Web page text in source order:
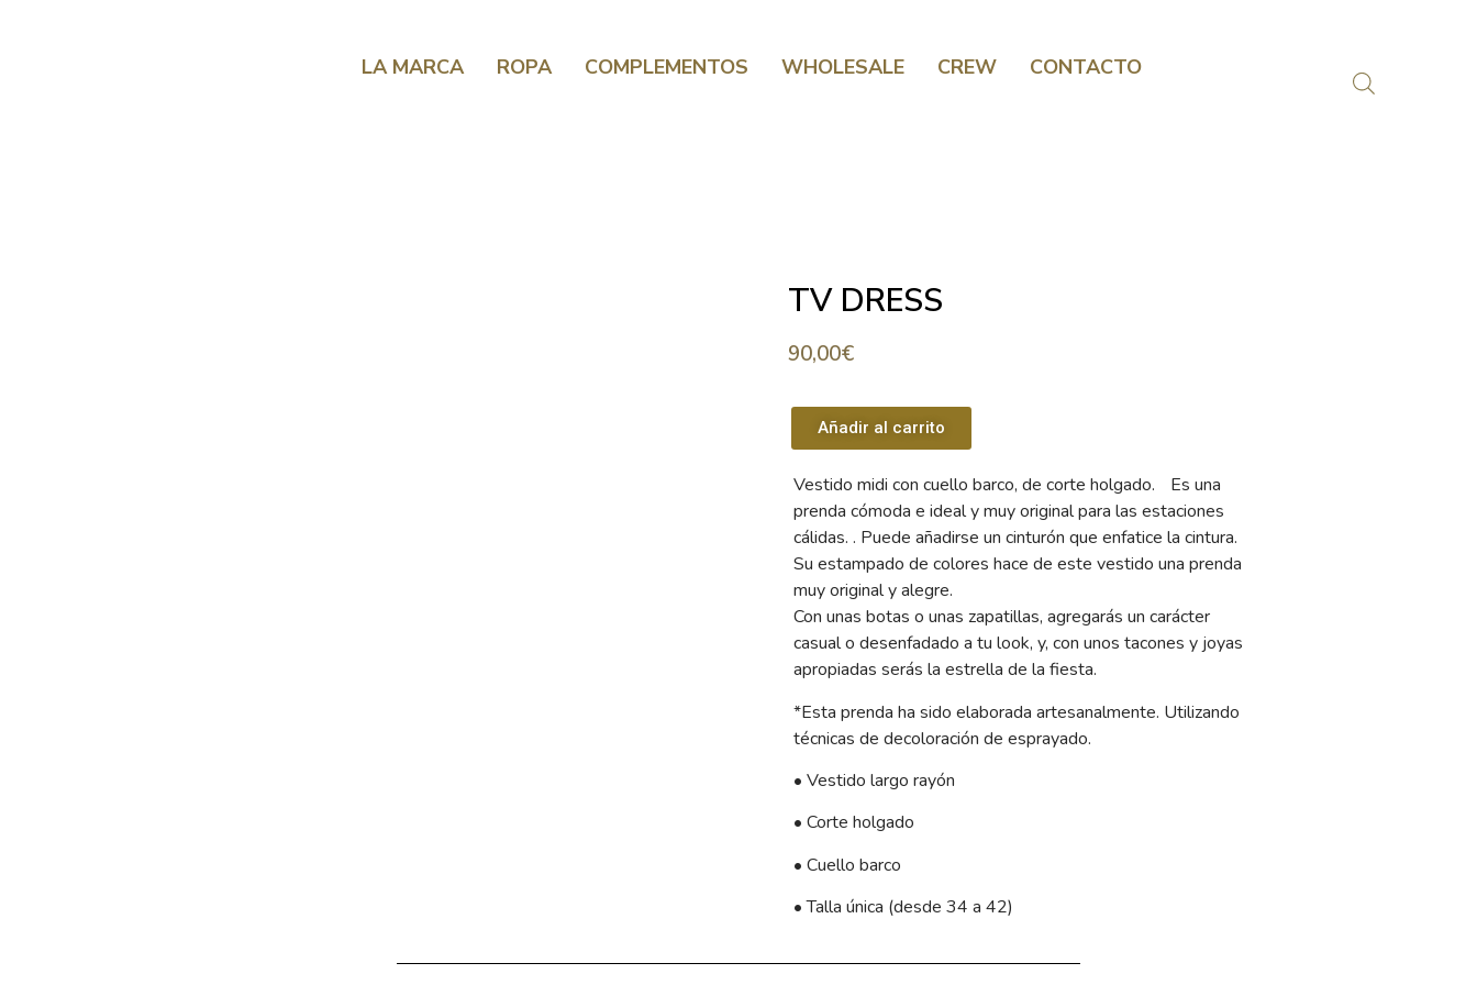
LA MARCA ROPA COMPLEMENTOS WHOLESALE CREW CONTACTO
TV DRESS
90,00€
Añadir al carrito
Vestido midi con cuello barco, de corte holgado. Es una
prenda cómoda e ideal y muy original para las estaciones
cálidas. . Puede añadirse un cinturón que enfatice la cintura.
Su estampado de colores hace de este vestido una prenda
muy original y alegre.
Con unas botas o unas zapatillas, agregarás un carácter
casual o desenfadado a tu look, y, con unos tacones y joyas
apropiadas serás la estrella de la fiesta.
*Esta prenda ha sido elaborada artesanalmente. Utilizando
técnicas de decoloración de esprayado.
• Vestido largo rayón
• Corte holgado
• Cuello barco
• Talla única (desde 34 a 42)